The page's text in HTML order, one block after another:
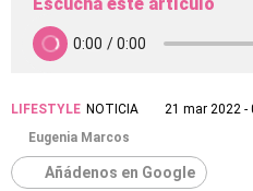
LIFESTYLE NOTICIA
21 mar 2022 -
Eugenia Marcos
Añádenos en Google